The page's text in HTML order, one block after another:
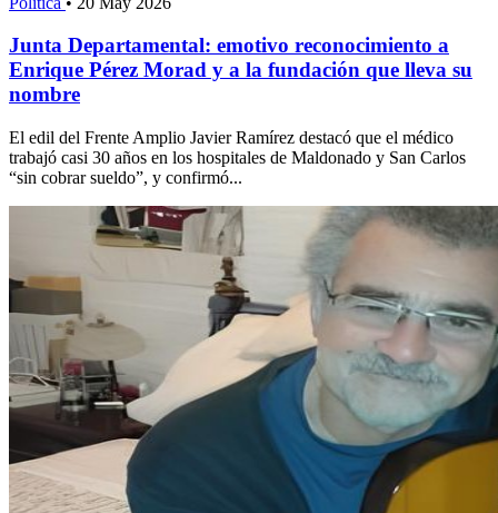
Junta Departamental: emotivo reconocimiento a
Enrique Pérez Morad y a la fundación que lleva su
nombre
El edil del Frente Amplio Javier Ramírez destacó que el médico
trabajó casi 30 años en los hospitales de Maldonado y San Carlos
“sin cobrar sueldo”, y confirmó...